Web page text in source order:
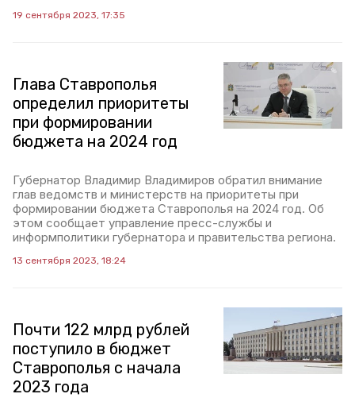
19 сентября 2023, 17:35
Глава Ставрополья
определил приоритеты
при формировании
бюджета на 2024 год
Губернатор Владимир Владимиров обратил внимание
глав ведомств и министерств на приоритеты при
формировании бюджета Ставрополья на 2024 год. Об
этом сообщает управление пресс-службы и
информполитики губернатора и правительства региона.
13 сентября 2023, 18:24
Почти 122 млрд рублей
поступило в бюджет
Ставрополья с начала
2023 года